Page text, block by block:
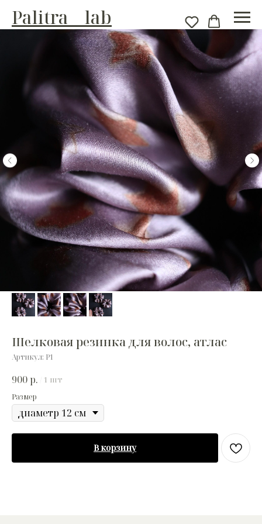
Palitra__lab
Шелковая резинка для волос, атлас
Артикул: Р1
900 р. 1 шт
Размер
В корзину